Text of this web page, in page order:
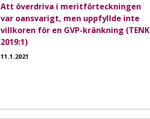
Att överdriva i meritförteckningen
var oansvarigt, men uppfyllde inte
villkoren för en GVP-kränkning (TENK
2019:1)
11.1.2021